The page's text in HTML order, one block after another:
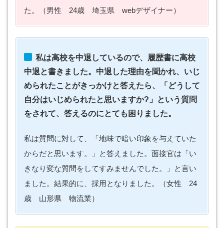
た。（男性 24歳 埼玉県 webデザイナー）
私は高校を中退しているので、履歴書に高校
中退と書きました。中退した理由を聞かれ、いじ
められたことがきっかけと答えたら、「どうして
自分はいじめられたと思いますか?」という質問
をされて、答えるのにとても困りました。
私は質問に対して、「地味で暗い印象を与えていた
からだと思います。」と答えました。面接官は「い
きなり変な質問をしてすみませんでした。」と言い
ました。結果的に、採用となりました。（女性 24
歳 山形県 物流業）